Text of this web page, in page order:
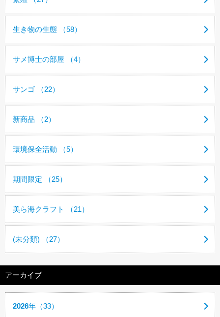
生き物の生態 （58）
サメ博士の部屋 （4）
サンゴ （22）
新商品 （2）
環境保全活動 （5）
期間限定 （25）
美ら海クラフト （21）
(未分類) （27）
アーカイブ
2026年（33）